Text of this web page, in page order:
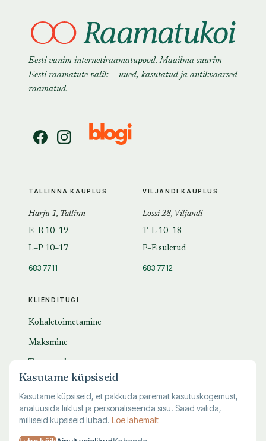
Eesti vanim internetiraamatupood. Maailma suurim
Eesti raamatute valik — uued, kasutatud ja antikvaarsed
raamatud.
KLIENDITUGI
Kohaletoimetamine
Maksmine
KKK
TALLINNA KAUPLUS
Harju 1, Tallinn
E–R 10–19
L–P 10–17
683 7711
VILJANDI KAUPLUS
Lossi 28, Viljandi
T–L 10–18
P–E suletud
683 7712
Kasutame küpsiseid
Kasutame küpsiseid, et pakkuda paremat kasutuskogemust,
analüüsida liiklust ja personaliseerida sisu. Saad valida,
milliseid küpsiseid lubad. Loe lahemalt